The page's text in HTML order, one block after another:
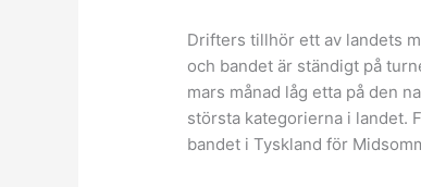
Drifters tillhör ett av landets
och bandet är ständigt på
mars månad låg etta på den
största kategorierna i landet.
bandet i Tyskland för